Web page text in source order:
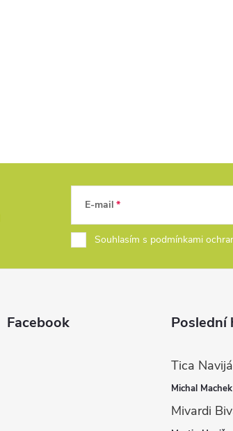
E-mail
Souhlasím s podmínkami
Facebook Poslední
Michal Machek
Mivardi